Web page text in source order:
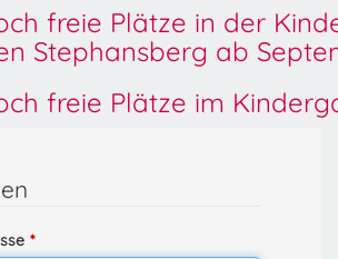
freie Plätze in der
Stephansberg ab
freie Plätze im